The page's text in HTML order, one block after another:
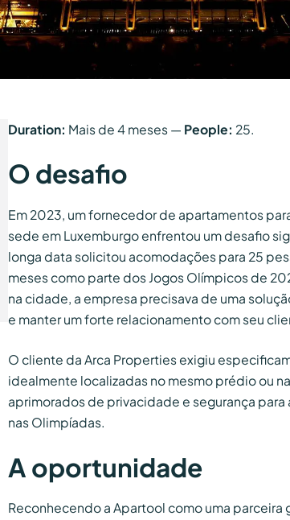
Duration: Mais de 4 meses — People: 25.
O desafio
Em 2023, um fornecedor de apartamentos
sede em Luxemburgo enfrentou um desafio
longa data solicitou acomodações para 25
meses como parte dos Jogos Olímpicos de
na cidade, a empresa precisava de uma
e manter um forte relacionamento com seu
O cliente da Arca Properties exigiu
idealmente localizadas no mesmo prédio ou
aprimorados de privacidade e segurança
nas Olimpíadas.
A oportunidade
Reconhecendo a Apartool como uma